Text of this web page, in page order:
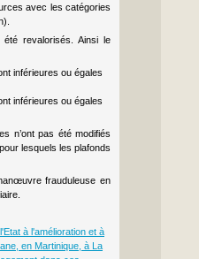
avec les catégories
été revalorisés. Ainsi le
inférieures ou égales
inférieures ou égales
n’ont pas été modifiés
lesquels les plafonds
frauduleuse en
à l'amélioration et à
en Martinique, à La